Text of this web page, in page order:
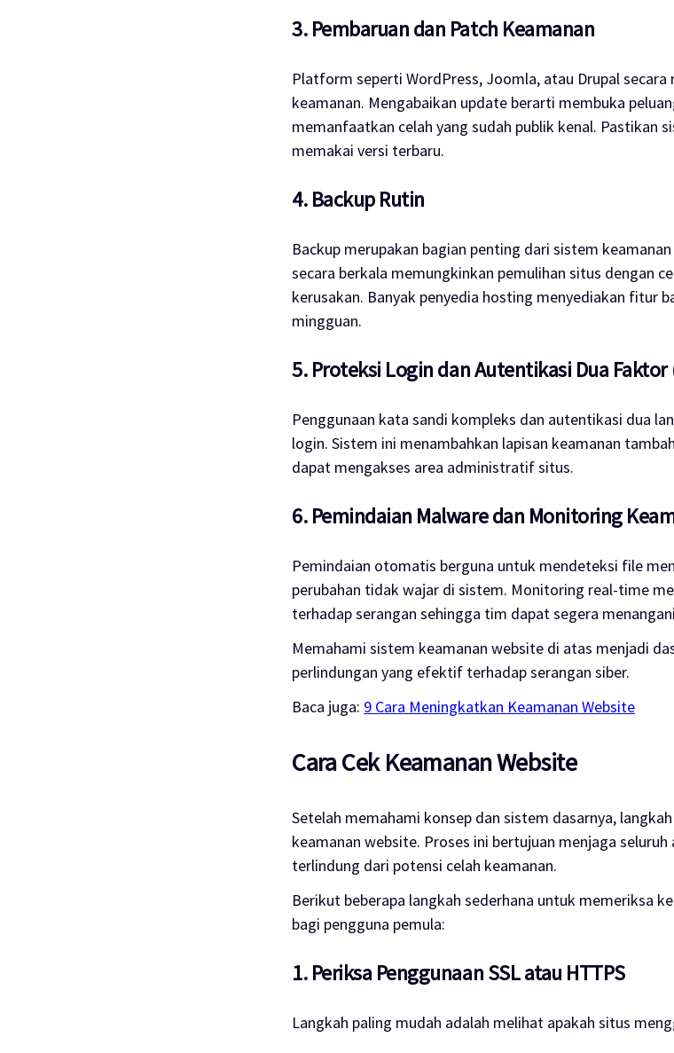
3. Pembaruan dan Patch Keamanan
Platform seperti WordPress, Joomla, atau Drupal secara
keamanan. Mengabaikan update berarti membuka
memanfaatkan celah yang sudah publik kenal. Pastikan
memakai versi terbaru.
4. Backup Rutin
Backup merupakan bagian penting dari sistem
secara berkala memungkinkan pemulihan situs dengan
kerusakan. Banyak penyedia hosting menyediakan fitur
mingguan.
5. Proteksi Login dan Autentikasi Dua Faktor
Penggunaan kata sandi kompleks dan autentikasi dua
login. Sistem ini menambahkan lapisan keamanan
dapat mengakses area administratif situs.
6. Pemindaian Malware dan Monitoring
Pemindaian otomatis berguna untuk mendeteksi file
perubahan tidak wajar di sistem. Monitoring real-time
terhadap serangan sehingga tim dapat segera
Memahami sistem keamanan website di atas menjadi
perlindungan yang efektif terhadap serangan siber.
Baca juga: 9 Cara Meningkatkan Keamanan Website
Cara Cek Keamanan Website
Setelah memahami konsep dan sistem dasarnya,
keamanan website. Proses ini bertujuan menjaga
terlindung dari potensi celah keamanan.
Berikut beberapa langkah sederhana untuk memeriksa
bagi pengguna pemula:
1. Periksa Penggunaan SSL atau HTTPS
Langkah paling mudah adalah melihat apakah situs